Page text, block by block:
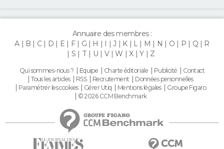
Annuaire des membres :
A
B C D E F G H I J K L M N O P Q
R
S
T U V W X Y Z
Qui sommes-nous ? Equipe Charte éditoriale Publicité
Contact
Tous les articles
RSS Recrutement
Données personnelles
Paramétrer les cookies
Gérer Utiq Mentions légales
Groupe Figaro
© 2026 CCM Benchmark